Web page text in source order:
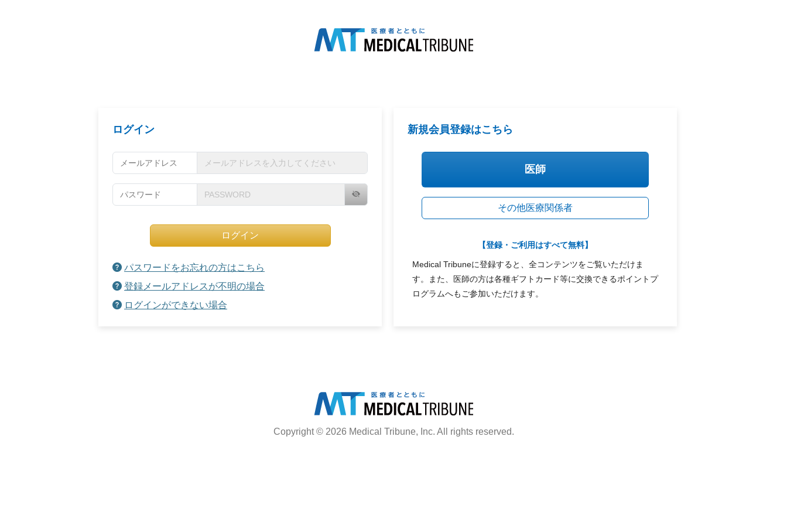
ログイン
メールアドレス
パスワード
ログイン
パスワードをお忘れの方はこちら
登録メールアドレスが不明の場合
ログインができない場合
新規会員登録はこちら
医師
その他医療関係者
【登録・ご利用はすべて無料】
Medical Tribuneに登録すると、全コンテンツをご覧いただけま
す。また、医師の方は各種ギフトカード等に交換できるポイントプ
ログラムへもご参加いただけます。
Copyright © 2026 Medical Tribune, Inc. All rights reserved.